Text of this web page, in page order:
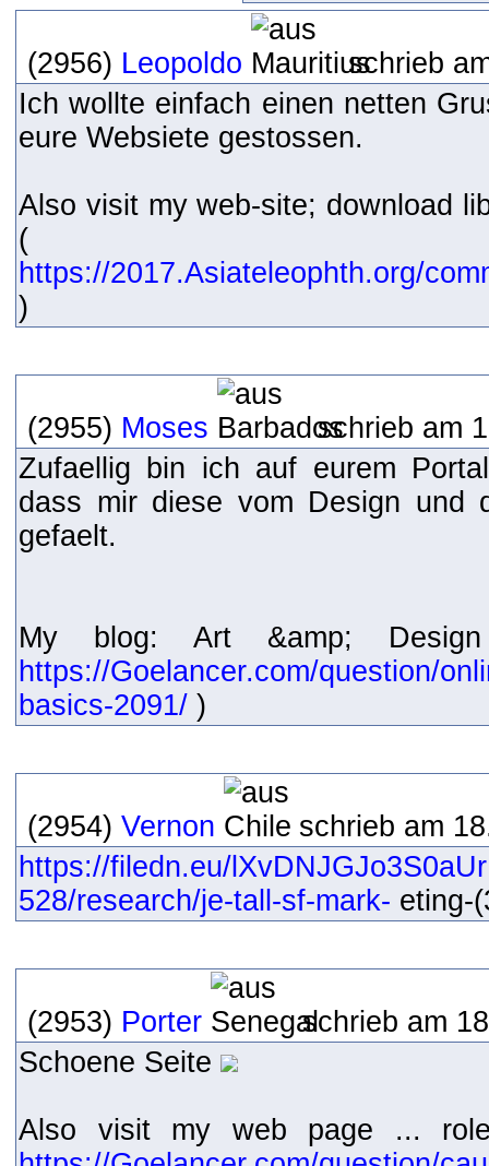
(2956) Leopoldo
schrieb
Ich wollte einfach einen netten
eure Websiete gestossen.
Also visit my web-site; download
(
https://2017.Asiateleophth.org/
)
(2955) Moses
schrieb am
Zufaellig bin ich auf eurem
dass mir diese vom Design und
gefaelt.
My blog: Art &amp;
https://Goelancer.com/question/
basics-2091/ )
(2954) Vernon
schrieb am
https://filedn.eu/
528/research/je-tall-sf-mark- eting-
(2953) Porter
schrieb am
Schoene Seite
Also visit my web page ...